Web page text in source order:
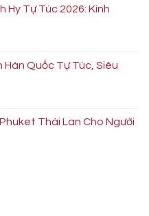
Hy Tự Túc 2026: Kinh
Hàn Quốc Tự Túc, Siêu
Thái Lan Cho Người